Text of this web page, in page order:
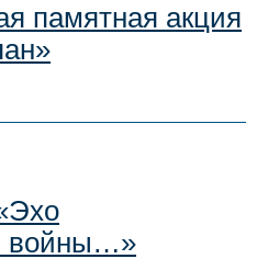
памятная акция
войны…»